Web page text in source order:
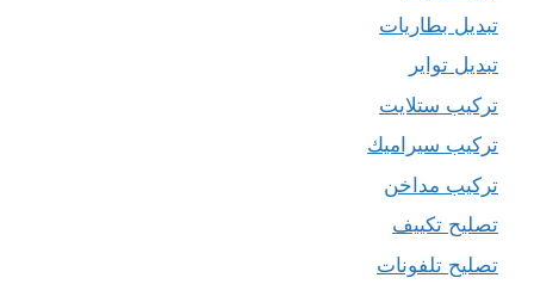
تبديل بطاريات
تبديل تواير
تركيب ستلايت
تركيب سيراميك
تركيب مداخن
تصليح تكييف
تصليح تلفونات